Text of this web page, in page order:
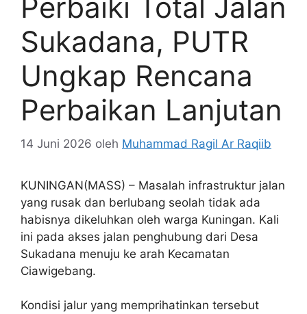
Perbaiki Total Jalan
Sukadana, PUTR
Ungkap Rencana
Perbaikan Lanjutan
14 Juni 2026 oleh Muhammad Ragil Ar Raqiib
KUNINGAN(MASS) – Masalah infrastruktur jalan
yang rusak dan berlubang seolah tidak ada
habisnya dikeluhkan oleh warga Kuningan. Kali
ini pada akses jalan penghubung dari Desa
Sukadana menuju ke arah Kecamatan
Ciawigebang.
Kondisi jalur yang memprihatinkan tersebut